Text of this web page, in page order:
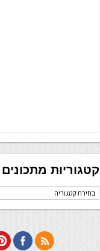
קטגוריות מתכונים
קטגוריות
מתכונים